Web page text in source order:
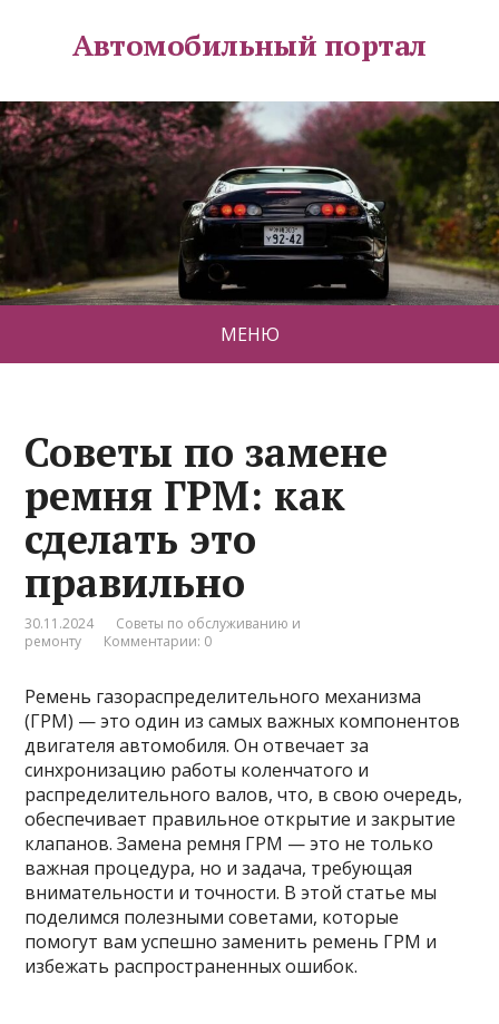
Автомобильный портал
МЕНЮ
Советы по замене
ремня ГРМ: как
сделать это
правильно
30.11.2024
Советы по обслуживанию и
ремонту
Комментарии: 0
Ремень газораспределительного механизма
(ГРМ) — это один из самых важных компонентов
двигателя автомобиля. Он отвечает за
синхронизацию работы коленчатого и
распределительного валов, что, в свою очередь,
обеспечивает правильное открытие и закрытие
клапанов. Замена ремня ГРМ — это не только
важная процедура, но и задача, требующая
внимательности и точности. В этой статье мы
поделимся полезными советами, которые
помогут вам успешно заменить ремень ГРМ и
избежать распространенных ошибок.